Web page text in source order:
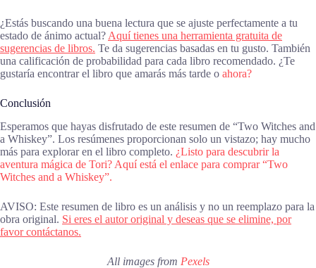
¿Estás buscando una buena lectura que se ajuste perfectamente a tu
estado de ánimo actual? Aquí tienes una herramienta gratuita de
sugerencias de libros. Te da sugerencias basadas en tu gusto. También
una calificación de probabilidad para cada libro recomendado. ¿Te
gustaría encontrar el libro que amarás más tarde o ahora?
Conclusión
Esperamos que hayas disfrutado de este resumen de “Two Witches and
a Whiskey”. Los resúmenes proporcionan solo un vistazo; hay mucho
más para explorar en el libro completo. ¿Listo para descubrir la
aventura mágica de Tori? Aquí está el enlace para comprar “Two
Witches and a Whiskey”.
AVISO: Este resumen de libro es un análisis y no un reemplazo para la
obra original. Si eres el autor original y deseas que se elimine, por
favor contáctanos.
All images from Pexels